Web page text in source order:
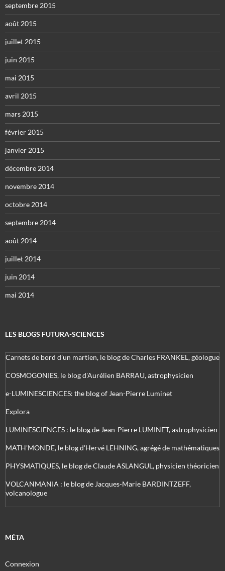
septembre 2015
août 2015
juillet 2015
juin 2015
mai 2015
avril 2015
mars 2015
février 2015
janvier 2015
décembre 2014
novembre 2014
octobre 2014
septembre 2014
août 2014
juillet 2014
juin 2014
mai 2014
LES BLOGS FUTURA-SCIENCES
Carnets de bord d’un martien, le blog de Charles FRANKEL, géologue
COSMOGONIES, le blog d'Aurélien BARRAU, astrophysicien
e-LUMINESCIENCES: the blog of Jean-Pierre Luminet
Explora
LUMINESCIENCES : le blog de Jean-Pierre LUMINET, astrophysicien
MATH'MONDE, le blog d'Hervé LEHNING, agrégé de mathématiques
PHYSMATIQUES, le blog de Claude ASLANGUL, physicien théoricien
VOLCANMANIA : le blog de Jacques-Marie BARDINTZEFF,
volcanologue
MÉTA
Connexion